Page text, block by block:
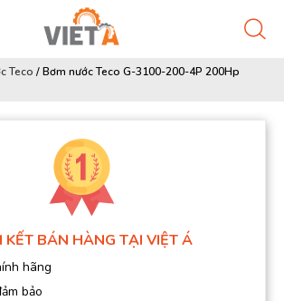
Teco /Bơm nước Teco G-3100-200-4P 200Hp
KẾT BÁN HÀNG TẠI VIỆT Á
hãng
bảo